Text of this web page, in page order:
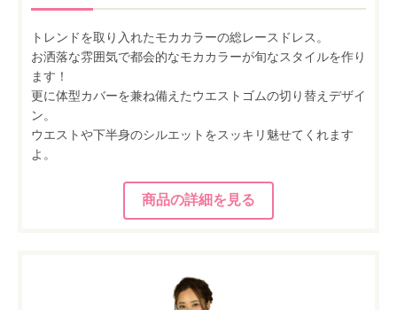
トレンドを取り入れたモカカラーの総レースドレス。
お洒落な雰囲気で都会的なモカカラーが旬なスタイルを作り
ます！
更に体型カバーを兼ね備えたウエストゴムの切り替えデザイ
ン。
ウエストや下半身のシルエットをスッキリ魅せてくれます
よ。